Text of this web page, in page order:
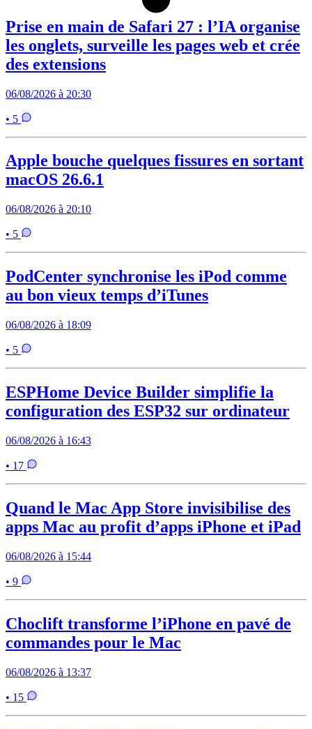
Prise en main de Safari 27 : l’IA organise
les onglets, surveille les pages web et crée
des extensions
06/08/2026 à 20:30
• 5
Apple bouche quelques fissures en sortant
macOS 26.6.1
06/08/2026 à 20:10
• 5
PodCenter synchronise les iPod comme
au bon vieux temps d’iTunes
06/08/2026 à 18:09
• 5
ESPHome Device Builder simplifie la
configuration des ESP32 sur ordinateur
06/08/2026 à 16:43
• 17
Quand le Mac App Store invisibilise des
apps Mac au profit d’apps iPhone et iPad
06/08/2026 à 15:44
• 9
Choclift transforme l’iPhone en pavé de
commandes pour le Mac
06/08/2026 à 13:37
• 15